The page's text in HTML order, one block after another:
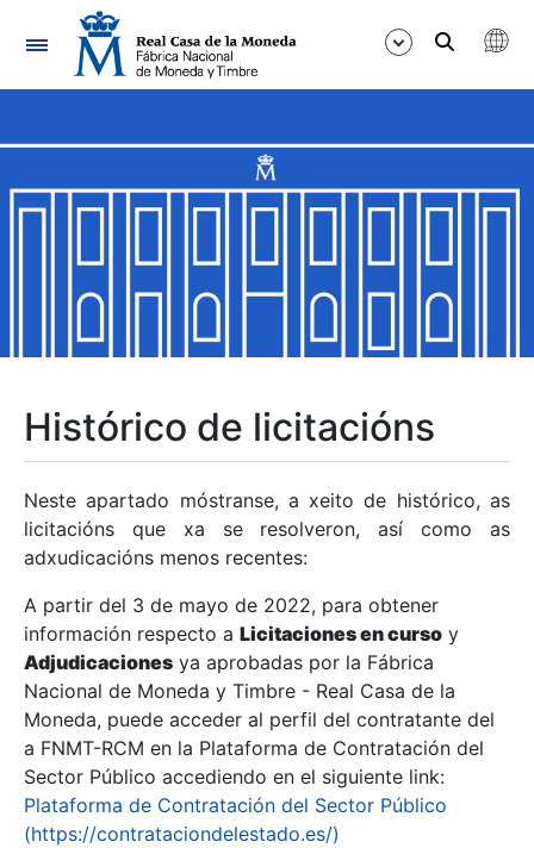
Navegación
Mostrar/Ocultar
Mostrar/Ocultar
Mostrar/Ocultar
Mostrar/Ocultar
Mostrar/Ocultar
Mostrar/Ocultar
Histórico de licitacións
Neste apartado móstranse, a xeito de histórico, as
licitacións que xa se resolveron, así como as
adxudicacións menos recentes:
A partir del 3 de mayo de 2022, para obtener
información respecto a Licitaciones en curso y
Adjudicaciones ya aprobadas por la Fábrica
Nacional de Moneda y Timbre - Real Casa de la
Moneda, puede acceder al perfil del contratante del
a FNMT-RCM en la Plataforma de Contratación del
Sector Público accediendo en el siguiente link:
Plataforma de Contratación del Sector Público
(https://contrataciondelestado.es/)